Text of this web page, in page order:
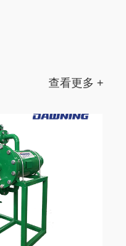
查看更多 +